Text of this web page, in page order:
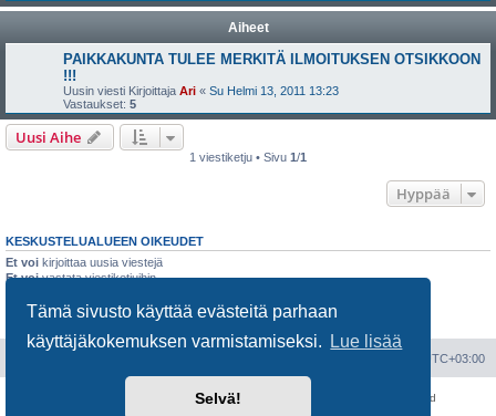
Tämä sivusto käyttää evästeitä parhaan
käyttäjäkokemuksen varmistamiseksi.
Lue lisää
Selvä!
Aiheet
PAIKKAKUNTA TULEE MERKITÄ ILMOITUKSEN OTSIKKOON
!!!
Uusin viesti Kirjoittaja Ari « Su Helmi 13, 2011 13:23
Vastaukset: 5
Uusi Aihe
1 viestiketju • Sivu 1/1
Hyppää
KESKUSTELUALUEEN OIKEUDET
Et voi kirjoittaa uusia viestejä
Et voivastata viestiketjuihin
Et voipoistaa omia viestejäsi
UTC+03:00
Keskustelufoorumin ohjelmistophpBB
® Forum Software © phpBB Limited